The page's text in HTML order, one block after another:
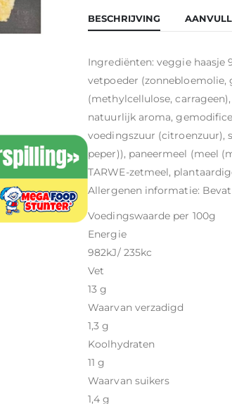
BESCHRIJVING
Ingrediënten: veggie haasje
vetpoeder
(methylcellulose,
natuurlijk aroma,
voedingszuur (citroenzuur),
peper)), paneermeel (meel
TARWE-zetmeel,
Allergenen informatie: Bevat
Voedingswaarde per 100g
Energie
982kJ/ 235kc
Vet
13 g
Waarvan verzadigd
1,3 g
Koolhydraten
11 g
Waarvan suikers
1,4 g